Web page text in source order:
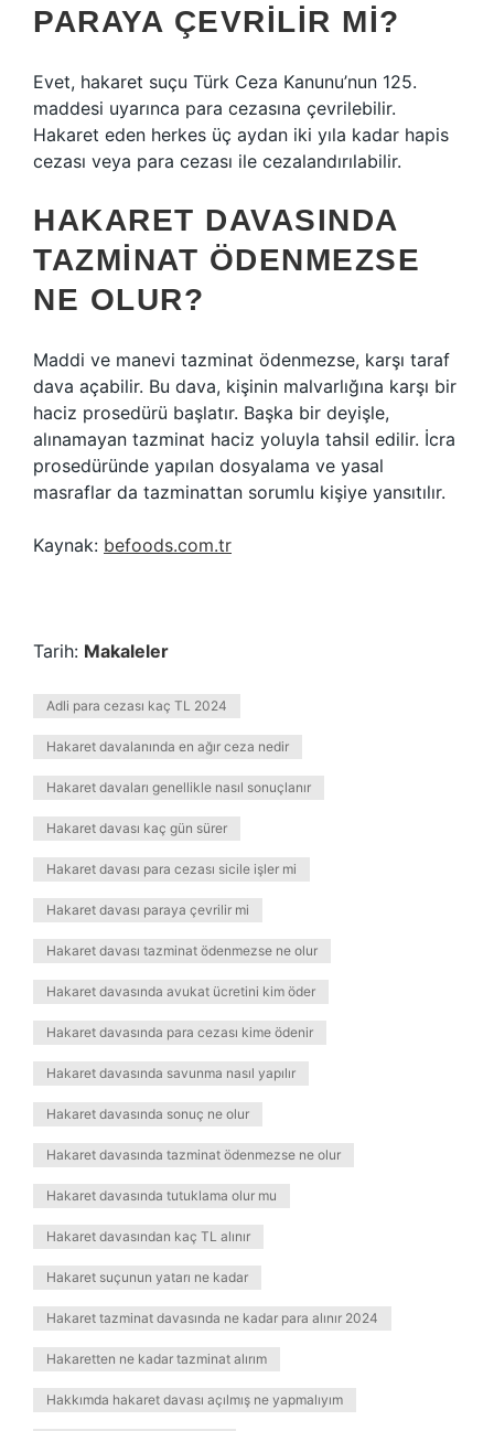
PARAYA ÇEVRILIR MI?
Evet, hakaret suçu Türk Ceza Kanunu’nun 125.
maddesi uyarınca para cezasına çevrilebilir.
Hakaret eden herkes üç aydan iki yıla kadar hapis
cezası veya para cezası ile cezalandırılabilir.
HAKARET DAVASINDA
TAZMINAT ÖDENMEZSE
NE OLUR?
Maddi ve manevi tazminat ödenmezse, karşı taraf
dava açabilir. Bu dava, kişinin malvarlığına karşı bir
haciz prosedürü başlatır. Başka bir deyişle,
alınamayan tazminat haciz yoluyla tahsil edilir. İcra
prosedüründe yapılan dosyalama ve yasal
masraflar da tazminattan sorumlu kişiye yansıtılır.
Kaynak: befoods.com.tr
Tarih: Makaleler
Adli para cezası kaç TL 2024
Hakaret davalanında en ağır ceza nedir
Hakaret davaları genellikle nasıl sonuçlanır
Hakaret davası kaç gün sürer
Hakaret davası para cezası sicile işler mi
Hakaret davası paraya çevrilir mi
Hakaret davası tazminat ödenmezse ne olur
Hakaret davasında avukat ücretini kim öder
Hakaret davasında para cezası kime ödenir
Hakaret davasında savunma nasıl yapılır
Hakaret davasında sonuç ne olur
Hakaret davasında tazminat ödenmezse ne olur
Hakaret davasında tutuklama olur mu
Hakaret davasından kaç TL alınır
Hakaret suçunun yatarı ne kadar
Hakaret tazminat davasında ne kadar para alınır 2024
Hakaretten ne kadar tazminat alırım
Hakkımda hakaret davası açılmış ne yapmalıyım